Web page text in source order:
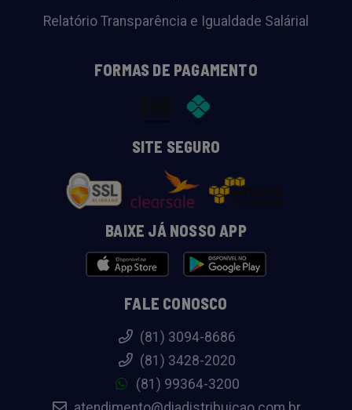
Relatório Transparência e Igualdade Salárial
FORMAS DE PAGAMENTO
SITE SEGURO
BAIXE JÁ NOSSO APP
FALE CONOSCO
(81) 3094-8686
(81) 3428-2020
(81) 99364-3200